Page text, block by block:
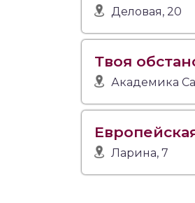
Деловая, 20
Твоя
Академика
Ларина, 7